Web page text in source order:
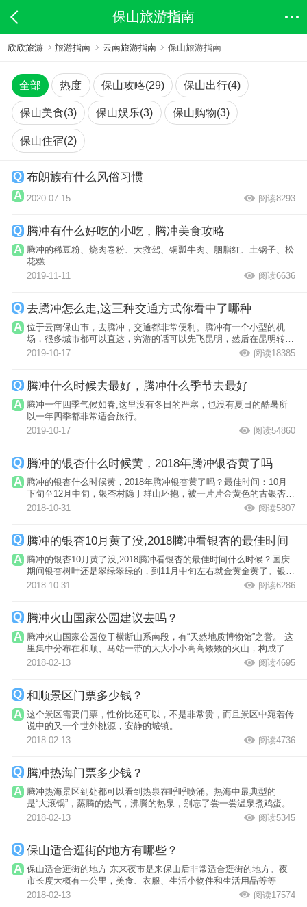
保山旅游指南
欣欣旅游 旅游指南 云南旅游指南 保山旅游指南
全部 热度 保山攻略(29) 保山出行(4)
保山美食(3) 保山娱乐(3) 保山购物(3)
保山住宿(2)
布朗族有什么风俗习惯
2020-07-15 阅读8293
腾冲有什么好吃的小吃，腾冲美食攻略
腾冲的稀豆粉、烧肉卷粉、大救驾、铜瓢牛肉、胭脂红、土锅子、松
花糕……
2019-11-11
阅读6636
去腾冲怎么走,这三种交通方式你看中了哪种
位于云南保山市，去腾冲，交通都非常便利。腾冲有一个小型的机
场，很多城市都可以直达，穷游的话可以先飞昆明，然后在昆明转
机，有时候能省...
2019-10-17 阅读18385
腾冲什么时候去最好，腾冲什么季节去最好
腾冲一年四季气候如春,这里没有冬日的严寒，也没有夏日的酷暑所
以一年四季都非常适合旅行。
2019-10-17
阅读54860
腾冲的银杏什么时候黄，2018年腾冲银杏黄了吗
腾冲的银杏什么时候黄，2018年腾冲银杏黄了吗？最佳时间：10月
下旬至12月中旬，银杏村隐于群山环抱，被一片片金黄色的古银杏树
里里外外、错...
2018-10-31 阅读5807
腾冲的银杏10月黄了没,2018腾冲看银杏的最佳时间
腾冲的银杏10月黄了没,2018腾冲看银杏的最佳时间什么时候？国庆
期间银杏树叶还是翠绿翠绿的，到11月中旬左右就金黄金黄了。银杏
村的最佳观...
2018-10-31 阅读6286
腾冲火山国家公园建议去吗？
腾冲火山国家公园位于横断山系南段，有“天然地质博物馆”之誉。 这
里集中分布在和顺、马站一带的大大小小高高矮矮的火山，构成了一
个庞大...
2018-02-13 阅读4695
和顺景区门票多少钱？
这个景区需要门票，性价比还可以，不是非常贵，而且景区中宛若传
说中的又一个世外桃源，安静的城镇。
2018-02-13
阅读4736
腾冲热海门票多少钱？
腾冲热海景区到处都可以看到热泉在呼呼喷涌。热海中最典型的
是“大滚锅”，蒸腾的热气，沸腾的热泉，别忘了尝一尝温泉煮鸡蛋。
2018-02-13
阅读5345
保山适合逛街的地方有哪些？
保山适合逛街的地方 东来夜市是来保山后非常适合逛街的地方。夜
市长度大概有一公里，美食、衣服、生活小物件和生活用品等等
2018-02-13
阅读17574